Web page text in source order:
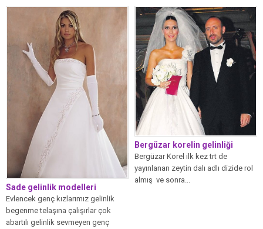
bulamadıysanız...
Sade gelinlik modelleri
Evlencek genç kızlarımız gelinlik
begenme telaşına çalışırlar çok
abartılı gelinlik sevmeyen genç
Bergüzar korelin gelinliği
Bergüzar Korel ilk kez trt de
yayınlanan zeytin dalı adlı dizide rol
almış ve sonra...